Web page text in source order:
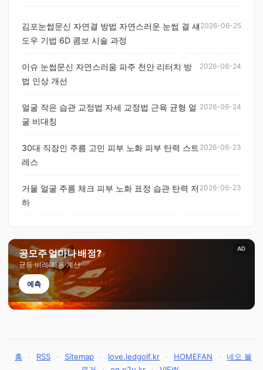
김포눈썹문신 자연결 방법 자연스러운 눈썹 결 섀
도우 기법 6D 콤보 시술 과정
2026-06-25
이슈 눈썹문신 자연스러움 파주 천안 리터치 방
법 인상 개선
2026-06-24
얼굴 작은 습관 교정법 자세 교정법 근육 균형 얼
굴 비대칭
2026-06-24
30대 직장인 주름 고민 피부 노화 피부 탄력 스트
레스
2026-06-23
거울 얼굴 주름 체크 피부 노화 표정 습관 탄력 저
하
2026-06-23
AD
공모주 얼마나 배정?
균등·비례 자동 계산
예측
홈 · RSS · Sitemap · love.ledgolf.kr · HOMEFAN ·
네오 블